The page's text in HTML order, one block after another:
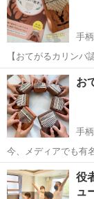
手
【おてがるカリンバ認
となっている「カリ
色が魅力です。 アフリカの民族楽器なのですが、キーの配列が独特で
親指ピアノとも言わ
兵庫 姫路市
お
手
今、メディアでも有
アフリカの民族楽器「カリンバ」 音符が
の教本を使ってのレッスンです。 一人で
って合奏を楽しむこ
兵庫 姫路市
役
ュ